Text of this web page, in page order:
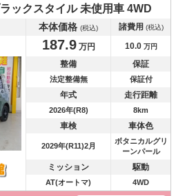
ックスタイル 未使用車 4WD
本体価格 (税込) 諸費用 (税込)
187.9万円 10.0万円
整備 保証
法定整備無 保証付
年式 走行距離
2026年(R8) 8km
車検 車体色
2029年(R11)2月
ボタニカルグリ
ーンパール
ミッション 駆動
AT(オートマ) 4WD